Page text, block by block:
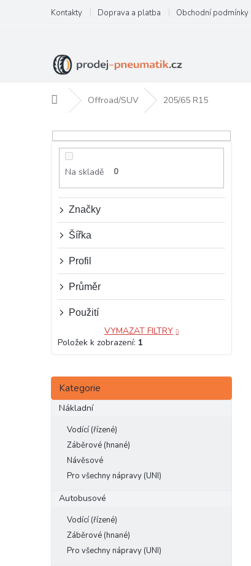
obsah
Kontakty Doprava a platba Obchodní podmínky
Domů Offroad/SUV 205/65 R15
o
Na skladě 0
Značky
Šířka
Profil
Průměr
Použití
VYMAZAT FILTRY
Položek k zobrazení: 1
Přeskočit
kategorie
Kategorie
Nákladní
Vodící (řízené)
Záběrové (hnané)
Návěsové
Pro všechny nápravy (UNI)
Autobusové
Vodící (řízené)
Záběrové (hnané)
Pro všechny nápravy (UNI)